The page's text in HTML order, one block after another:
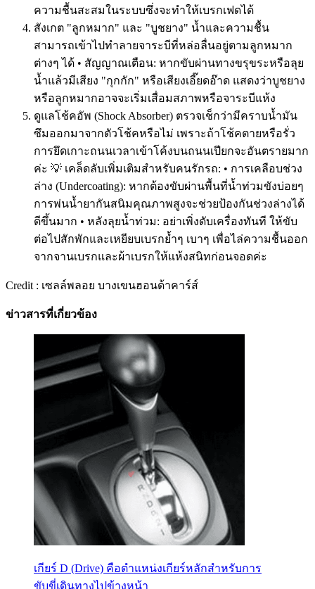
ความชื้นสะสมในระบบซึ่งจะทำให้เบรกเฟดได้
สังเกต "ลูกหมาก" และ "บูชยาง" น้ำและความชื้น
สามารถเข้าไปทำลายจาระบีที่หล่อลื่นอยู่ตามลูกหมาก
ต่างๆ ได้ • สัญญาณเตือน: หากขับผ่านทางขรุขระหรือลุย
น้ำแล้วมีเสียง "กุกกัก" หรือเสียงเอี๊ยดอ๊าด แสดงว่าบูชยาง
หรือลูกหมากอาจจะเริ่มเสื่อมสภาพหรือจาระบีแห้ง
ดูแลโช้คอัพ (Shock Absorber) ตรวจเช็กว่ามีคราบน้ำมัน
ซึมออกมาจากตัวโช้คหรือไม่ เพราะถ้าโช้คตายหรือรั่ว
การยึดเกาะถนนเวลาเข้าโค้งบนถนนเปียกจะอันตรายมาก
ค่ะ 💡 เคล็ดลับเพิ่มเติมสำหรับคนรักรถ: • การเคลือบช่วง
ล่าง (Undercoating): หากต้องขับผ่านพื้นที่น้ำท่วมขังบ่อยๆ
การพ่นน้ำยากันสนิมคุณภาพสูงจะช่วยป้องกันช่วงล่างได้
ดีขึ้นมาก • หลังลุยน้ำท่วม: อย่าเพิ่งดับเครื่องทันที ให้ขับ
ต่อไปสักพักและเหยียบเบรกย้ำๆ เบาๆ เพื่อไล่ความชื้นออก
จากจานเบรกและผ้าเบรกให้แห้งสนิทก่อนจอดค่ะ
Credit : เซลล์พลอย บางเขนฮอนด้าคาร์ส์
ข่าวสารที่เกี่ยวข้อง
เกียร์ D (Drive) คือตำแหน่งเกียร์หลักสำหรับการ
ขับขี่เดินทางไปข้างหน้า